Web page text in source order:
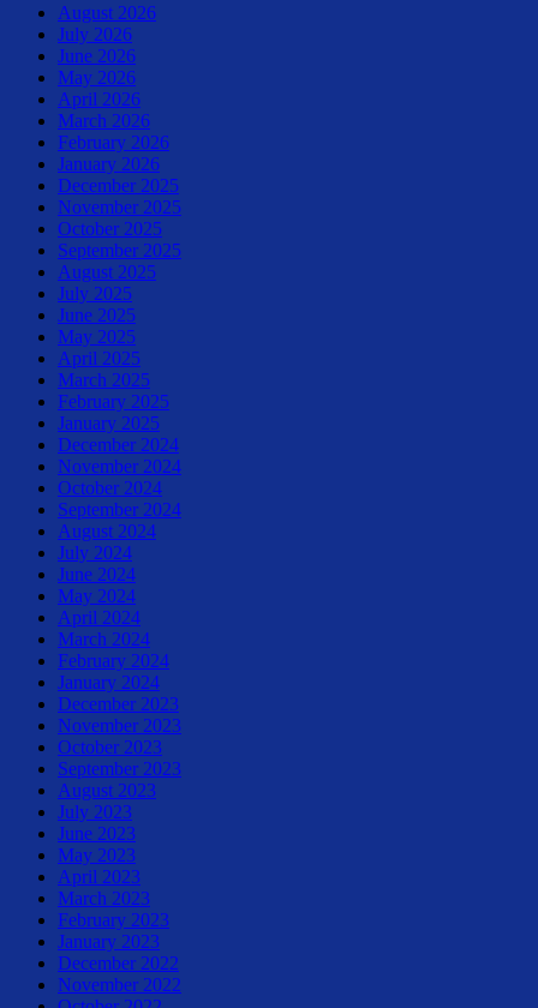
August 2026
July 2026
June 2026
May 2026
April 2026
March 2026
February 2026
January 2026
December 2025
November 2025
October 2025
September 2025
August 2025
July 2025
June 2025
May 2025
April 2025
March 2025
February 2025
January 2025
December 2024
November 2024
October 2024
September 2024
August 2024
July 2024
June 2024
May 2024
April 2024
March 2024
February 2024
January 2024
December 2023
November 2023
October 2023
September 2023
August 2023
July 2023
June 2023
May 2023
April 2023
March 2023
February 2023
January 2023
December 2022
November 2022